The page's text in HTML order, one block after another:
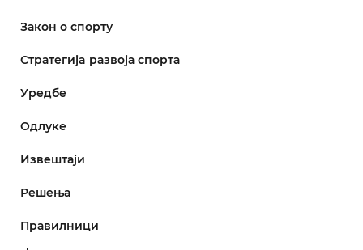
Закон о спорту
Стратегијa развоја спорта
Уредбе
Одлуке
Извештаји
Решења
Правилници